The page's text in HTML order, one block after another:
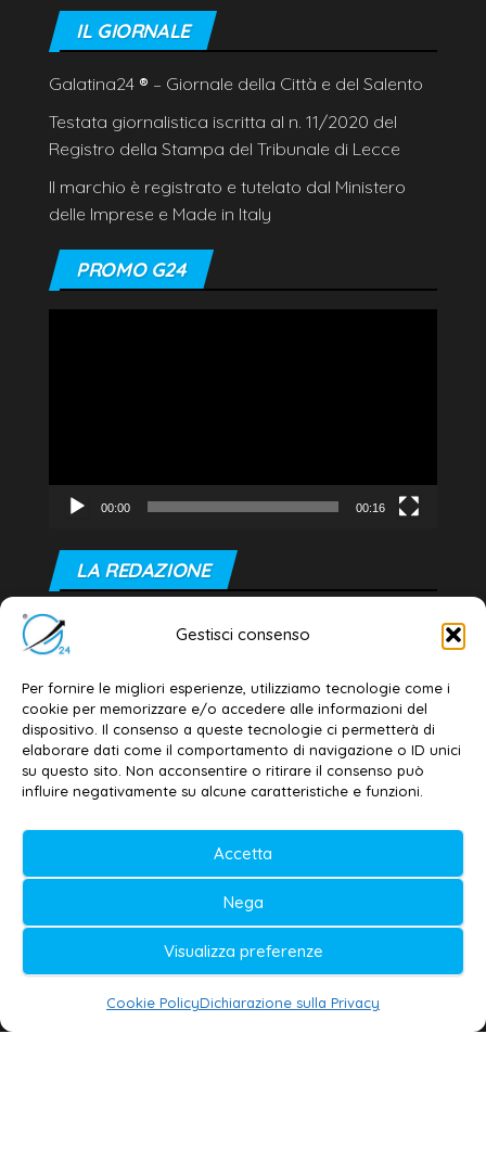
Gestisci consenso
Per fornire le migliori esperienze, utilizziamo tecnologie come i
cookie per memorizzare e/o accedere alle informazioni del
dispositivo. Il consenso a queste tecnologie ci permetterà di
elaborare dati come il comportamento di navigazione o ID unici
su questo sito. Non acconsentire o ritirare il consenso può
influire negativamente su alcune caratteristiche e funzioni.
Accetta
Nega
Visualizza preferenze
Cookie PolicyDichiarazione sulla Privacy
IL GIORNALE
Galatina24 ® – Giornale della Città e del Salento
Testata giornalistica iscritta al n. 11/2020 del
Registro della Stampa del Tribunale di Lecce
Il marchio è registrato e tutelato dal Ministero
delle Imprese e Made in Italy
PROMO G24
00:00 00:16
LA REDAZIONE
Editore e direttore responsabile:
Dott. Daniele G. Masciullo
Email: redazione@galatina24.it
Contatti –Disclaimer
Privacy policy –Cookie policy
Testata iscritta al n. 11/2020 Registro della
Stampa Tribunale di Lecce
Editore e direttore responsabile:
Daniele G. Masciullo